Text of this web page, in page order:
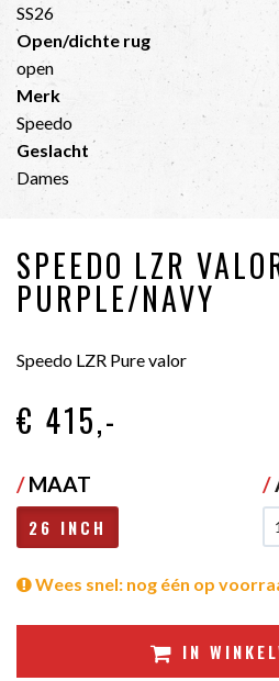
SS26
Open/dichte rug
open
Merk
Speedo
Geslacht
Dames
SPEEDO LZR
PURPLE/NAVY
Speedo LZR Pure valor
€ 415,-
/MAAT
26 INCH
/
Wees snel: nog één op
IN